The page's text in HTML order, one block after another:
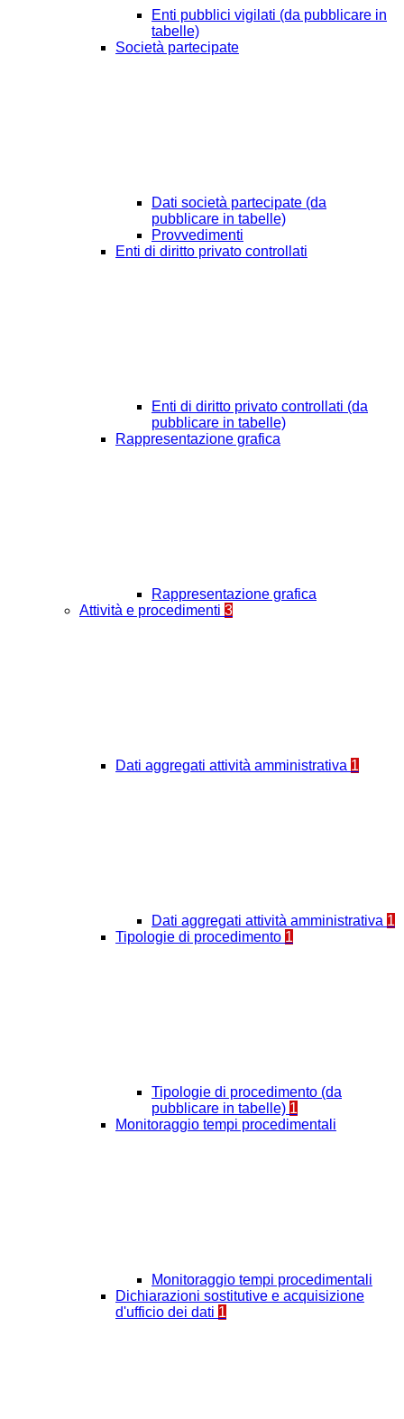
Enti pubblici vigilati (da pubblicare in
tabelle)
Società partecipate
Dati società partecipate (da
pubblicare in tabelle)
Provvedimenti
Enti di diritto privato controllati
Enti di diritto privato controllati (da
pubblicare in tabelle)
Rappresentazione grafica
Rappresentazione grafica
Attività e procedimenti 3
Dati aggregati attività amministrativa 1
Dati aggregati attività amministrativa 1
Tipologie di procedimento 1
Tipologie di procedimento (da
pubblicare in tabelle) 1
Monitoraggio tempi procedimentali
Monitoraggio tempi procedimentali
Dichiarazioni sostitutive e acquisizione
d'ufficio dei dati 1